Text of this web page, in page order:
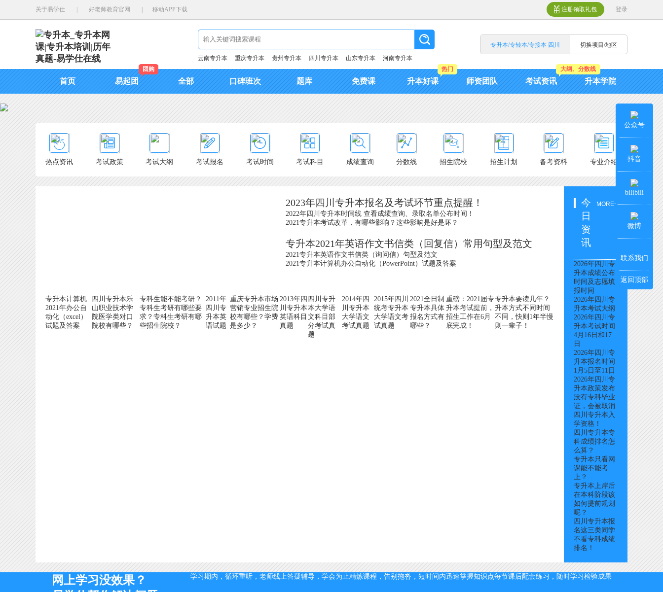
关于易学仕 好老师教育官网 移动APP下载 注册领取礼包 登录
云南专升本 重庆专升本 贵州专升本 四川专升本 山东专升本 河南专升本
专升本/专转本/专接本 四川 切换项目/地区
首页 易起团
团购
全部 口碑班次 题库 免费课 升本好课
热门
师资团队 考试资讯
大纲、分数线
升本学院
热点资讯 考试政策 考试大纲 考试报名 考试时间 考试科目 成绩查询 分数线 招生院校 招生计划 备考资料 专业介绍
2023年四川专升本报名及考试环节重点提醒！
2022年四川专升本时间线 查看成绩查询、录取名单公布时间！
2021专升本考试改革，有哪些影响？这些影响是好是坏？
专升本2021年英语作文书信类（回复信）常用句型及范文
2021专升本英语作文书信类（询问信）句型及范文
2021专升本计算机办公自动化（PowerPoint）试题及答案
专升本计算机
2021年办公自
动化（excel）
试题及答案
四川专升本乐
山职业技术学
院医学类对口
院校有哪些？
专科生能不能考研？
专科生考研有哪些要
求？专科生考研有哪
些招生院校？
2011年
四川专
升本英
语试题
重庆专升本市场
营销专业招生院
校有哪些？学费
是多少？
2013年四
川专升本
英语科目
真题
四川专升
本大学语
文科目部
分考试真
题
2014年四
川专升本
大学语文
考试真题
2015年四川
统考专升本
大学语文考
试真题
2021全日制
专升本具体
报名方式有
哪些？
重磅：2021届专
升本考试提前，
招生工作在6月
底完成！
专升本要读几年？
升本方式不同时间
不同，快则1年半慢
则一辈子！
今
日
资
讯
MORE+
2026年四川专
升本成绩公布
时间及志愿填
报时间
2026年四川专
升本考试大纲
2026年四川专
升本考试时间
4月16日和17
日
2026年四川专
升本报名时间
1月5日至11日
2026年四川专
升本政策发布
没有专科毕业
证，会被取消
四川专升本入
学资格！
四川专升本专
科成绩排名怎
么算？
专升本只看网
课能不能考
上？
专升本上岸后
在本科阶段该
如何提前规划
呢？
四川专升本报
名这三类同学
不看专科成绩
排名！
网上学习没效果？
学习期内，循环重听，老师线上答疑辅导，学会为止精炼课程，告别拖沓，短时间内迅速掌握知识点每节课后配套练习，随时学习检验成果
公众号
抖音
bilibili
微博
联系我们
返回顶部